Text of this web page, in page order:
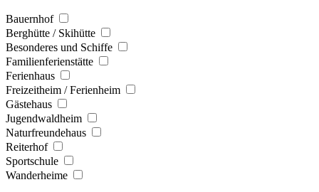
Bauernhof
Berghütte / Skihütte
Besonderes und Schiffe
Familienferienstätte
Ferienhaus
Freizeitheim / Ferienheim
Gästehaus
Jugendwaldheim
Naturfreundehaus
Reiterhof
Sportschule
Wanderheime